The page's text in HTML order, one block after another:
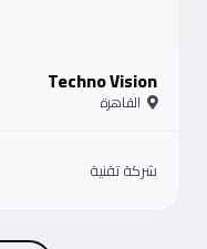
Techno Vision
القاهرة
شركة تقنية